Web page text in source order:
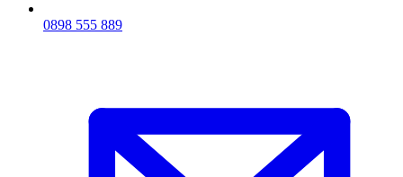
0898 555 889